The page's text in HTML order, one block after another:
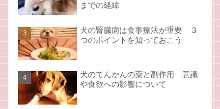
までの経緯
犬の腎臓病は食事療法が重要 ３
つのポイントを知っておこう
犬のてんかんの薬と副作用 意識
や食欲への影響について